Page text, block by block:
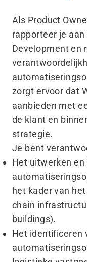
Als Product
rapporteer je
Development en
zorgt ervoor dat
aanbieden met
de klant en
strategie.
Je bent
Het uitwerken en
het kader van
chain
buildings).
Het identificeren